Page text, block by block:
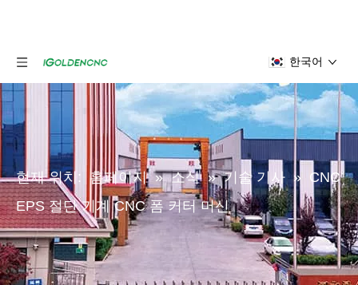
한국어
현재 위치: 홈페이지 » 소식 » 기술 기사 » CNC
EPS 절단 기계 CNC 폼 커터 머신